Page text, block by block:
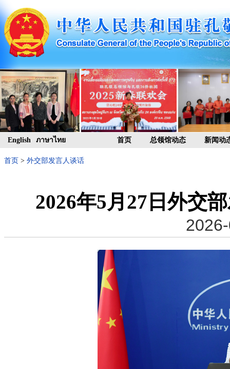
English ภาษาไทย 首页 总领馆动态 新闻动
首页 > 外交部发言人谈话
2026年5月27日外交